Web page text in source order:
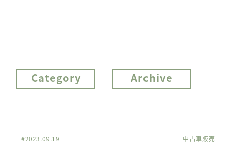
Category Archive
#2023.09.19 中古車販売